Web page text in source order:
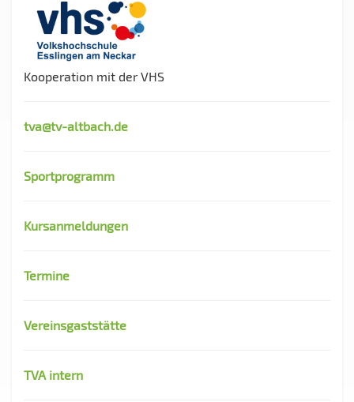
Kooperation mit der VHS
tva@tv-altbach.de
Sportprogramm
Kursanmeldungen
Termine
Vereinsgaststätte
TVA intern